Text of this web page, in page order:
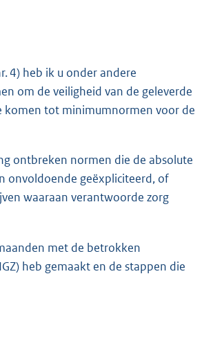
4) heb ik u onder andere
om de veiligheid van de geleverde
komen tot minimumnormen voor de
ontbreken normen die de absolute
onvoldoende geëxpliciteerd, of
waaraan verantwoorde zorg
met de betrokken
heb gemaakt en de stappen die